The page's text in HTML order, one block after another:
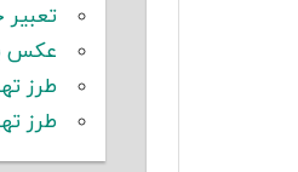
عکس
طرز
طرز